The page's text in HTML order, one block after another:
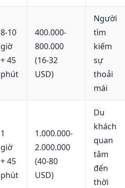
8-10
giờ
+ 45
phút
400.000-
800.000
(16-32
USD)
Người
tìm
kiếm
sự
thoải
mái
1
giờ
+ 45
phút
1.000.000-
2.000.000
(40-80
USD)
Du
khách
quan
tâm
đến
thời